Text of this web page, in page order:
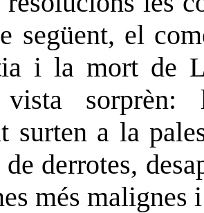
següent, el
i la mort de
sorprèn:
surten a la
derrotes,
més malignes